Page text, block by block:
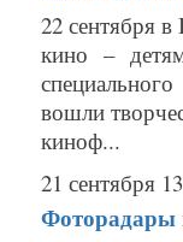
22 сентября
кино –
вошли
киноф...
21 сентября
Фоторадары